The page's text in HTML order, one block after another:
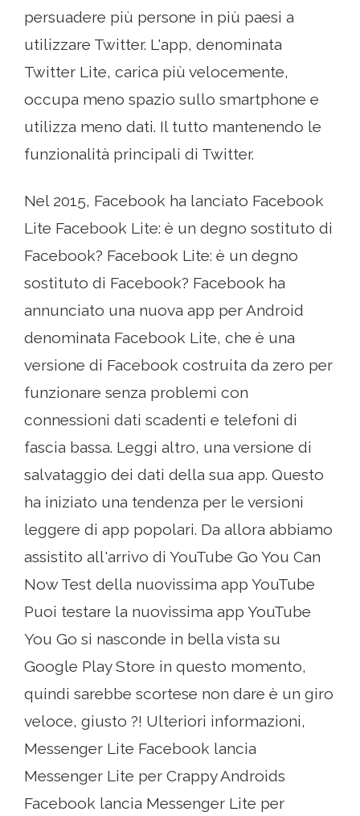
persuadere più persone in più paesi a
utilizzare Twitter. L'app, denominata
Twitter Lite, carica più velocemente,
occupa meno spazio sullo smartphone e
utilizza meno dati. Il tutto mantenendo le
funzionalità principali di Twitter.
Nel 2015, Facebook ha lanciato Facebook
Lite Facebook Lite: è un degno sostituto di
Facebook? Facebook Lite: è un degno
sostituto di Facebook? Facebook ha
annunciato una nuova app per Android
denominata Facebook Lite, che è una
versione di Facebook costruita da zero per
funzionare senza problemi con
connessioni dati scadenti e telefoni di
fascia bassa. Leggi altro, una versione di
salvataggio dei dati della sua app. Questo
ha iniziato una tendenza per le versioni
leggere di app popolari. Da allora abbiamo
assistito all'arrivo di YouTube Go You Can
Now Test della nuovissima app YouTube
Puoi testare la nuovissima app YouTube
You Go si nasconde in bella vista su
Google Play Store in questo momento,
quindi sarebbe scortese non dare è un giro
veloce, giusto ?! Ulteriori informazioni,
Messenger Lite Facebook lancia
Messenger Lite per Crappy Androids
Facebook lancia Messenger Lite per